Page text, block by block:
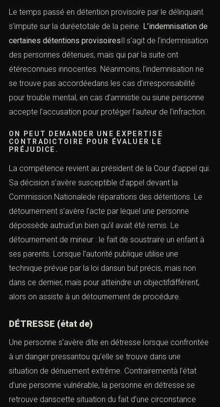
Le temps passé en détention provisoire par le délinquant
s’impute sur la duréetotale de la peine. L’indemnisation de
certaines détentions provisoiresIl s’agit de l’indemnisation
des personnes détenues, mais qui par la suite ont
étéreconnues innocentes. Néanmoins, l’indemnisation ne
se trouve pas accordéedans les cas d’irresponsabilité
pour trouble mental, en cas d’amnistie ou siune personne
accepte l’accusation pour protéger l’auteur de l’infraction.
ON PEUT DEMANDER UNE EXPERTISE
CONTRADICTOIRE POUR ÉVALUER LE
PRÉJUDICE.
La compétence revient au président de la Cour d’appel qui.
Sa décision s’avère susceptible d’appel devant la
Commission Nationalede réparations des détentions. Le
détournement s’avère l’acte par lequel une personne
dépossède autruid’un bien qu’il avait été remis. Le
détournement de mineur : le fait de soustraire un enfant à
ses parents. Lorsque l’autorité publique utilise une
technique prévue par la loi dansun but précis, mais non
dans ce dernier, mais pour atteindre un objectifdifférent,
alors on assiste à un détournement de procédure.
DÉTRESSE (état de)
Une personne s’avère dite en détresse lorsque confrontée
à un danger pressantou qu’elle se trouve dans une
situation de dénuement extrême. Contrairementà l’état
d’une personne vulnérable, la personne en détresse se
retrouve danscette situation du fait d’une circonstance